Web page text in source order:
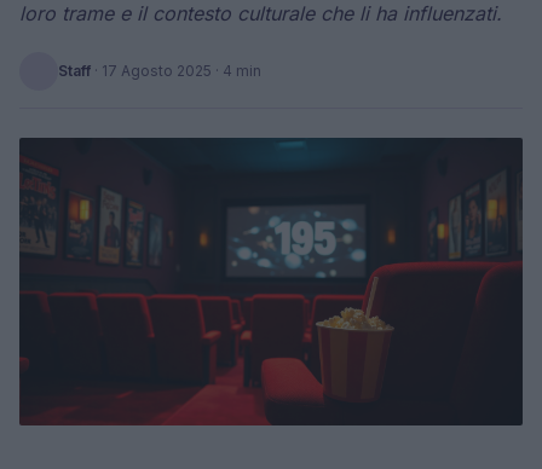
loro trame e il contesto culturale che li ha influenzati.
Staff · 17 Agosto 2025 · 4 min